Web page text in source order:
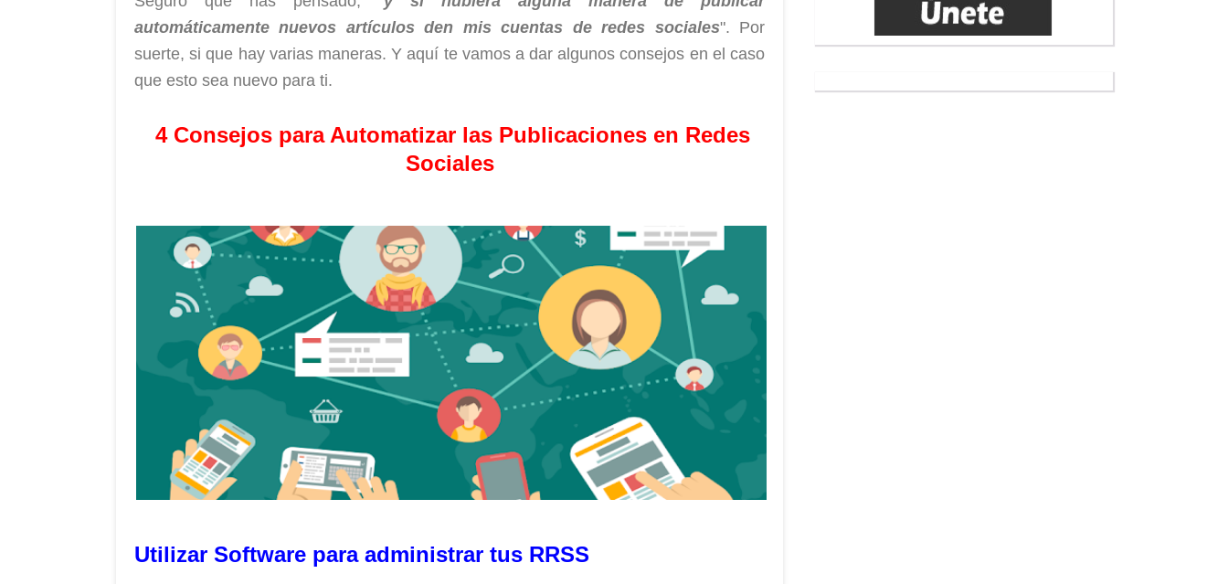
automáticamente nuevos artículos den mis cuentas de redes sociales". Por
suerte, si que hay varias maneras. Y aquí te vamos a dar algunos consejos en el caso
que esto sea nuevo para ti.
4 Consejos para Automatizar las Publicaciones en Redes
Sociales
Utilizar Software para administrar tus RRSS